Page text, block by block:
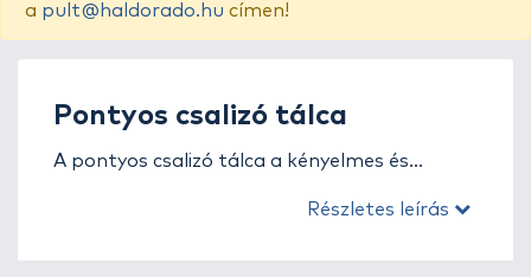
a pult@haldorado.hu címen!
Pontyos csalizó tálca
A pontyos csalizó tálca a kényelmes és
amely megkönnyíti a csalik előkészítését,
Részletes leírás